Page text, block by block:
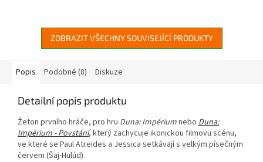
Duna...
ZOBRAZIT VŠECHNY SOUVISEJÍCÍ PRODUKTY
Popis Podobné (8) Diskuze
Detailní popis produktu
Žeton prvního hráče, pro hru Duna: Impériumnebo Duna:
Impérium - Povstání, který zachycuje ikonickou filmovu scénu,
ve které se Paul Atreides a Jessica setkávají s velkým písečným
červem (Šaj-Hulúd).